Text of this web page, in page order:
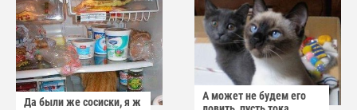
Да были же сосиски, я ж
А может не будем его